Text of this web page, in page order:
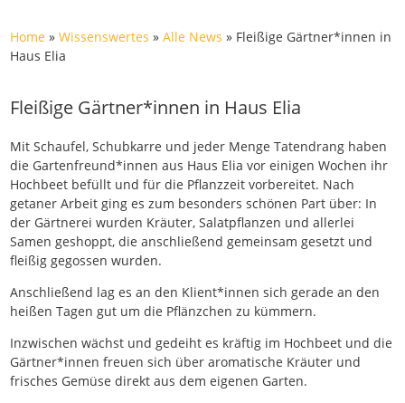
Home »Wissenswertes »Alle News » Fleißige Gärtner*innen in
Haus Elia
Fleißige Gärtner*innen in Haus Elia
Mit Schaufel, Schubkarre und jeder Menge Tatendrang haben
die Gartenfreund*innen aus Haus Elia vor einigen Wochen ihr
Hochbeet befüllt und für die Pflanzzeit vorbereitet. Nach
getaner Arbeit ging es zum besonders schönen Part über: In
der Gärtnerei wurden Kräuter, Salatpflanzen und allerlei
Samen geshoppt, die anschließend gemeinsam gesetzt und
fleißig gegossen wurden.
Anschließend lag es an den Klient*innen sich gerade an den
heißen Tagen gut um die Pflänzchen zu kümmern.
Inzwischen wächst und gedeiht es kräftig im Hochbeet und die
Gärtner*innen freuen sich über aromatische Kräuter und
frisches Gemüse direkt aus dem eigenen Garten.